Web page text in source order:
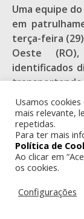
Uma equipe
em
terça-feira
Oeste
identificados
madeira da
Após
condutores
policiais
rastro do
interior de
indícios de
A equipe
Usamos
mais relevante,
repetidas.
Para ter mais
Política de
Ao clicar em
os cookies.
Configurações